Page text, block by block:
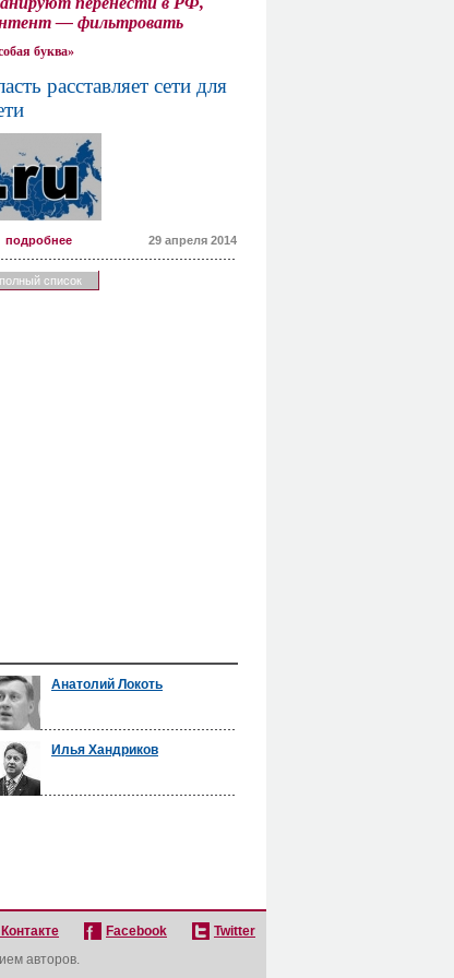
— фильтровать
буква»
расставляет сети для
подробнее 29 апреля 2014
полный список
Анатолий Локоть
Илья Хандриков
Facebook
Twitter
авторов.